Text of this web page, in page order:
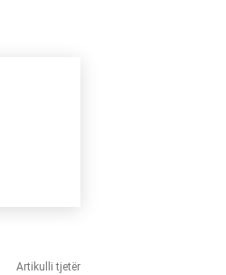
Artikulli tjetër